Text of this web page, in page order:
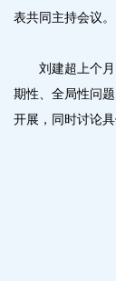
表共同主持会议。
刘建超上个月
期性、全局性问
开展，同时讨论具